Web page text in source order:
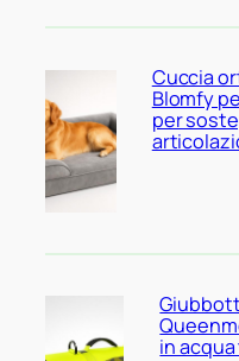
Cuccia
Blomfy
per
in